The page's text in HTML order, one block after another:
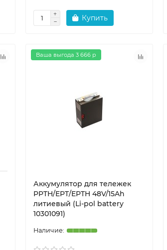
Купить
Ваша выгода 3 666 р
Аккумулятор для тележек
PPTH/EPT/EPTH 48V/15Ah
литиевый (Li-pol battery
10301091)